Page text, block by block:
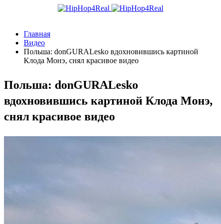
Главная
Видео
Польша: donGURALesko вдохновившись картиной
Клода Монэ, снял красивое видео
Польша: donGURALesko
вдохновившись картиной Клода Монэ,
снял красивое видео